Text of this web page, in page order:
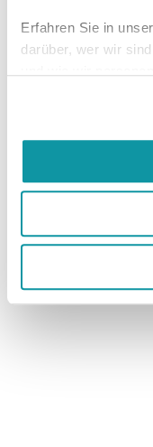
Erfahren Sie in
darüber, wer wir